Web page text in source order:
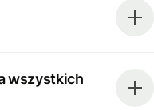
wszystkich